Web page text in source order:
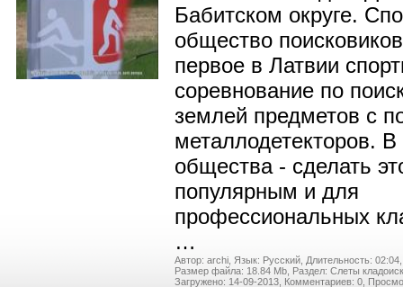
Бабитском округе.
общество
первое в Латвии
соревнование по
землей предметов с
металлодетекторов.
общества - сделать
популярным и для
профессиональных
…
Автор: archi, Язык: Русский, Длительность: 02:04,
Размер файла: 18.84 Mb, Раздел: Слеты
Загружено: 14-09-2013, Комментариев: 0,